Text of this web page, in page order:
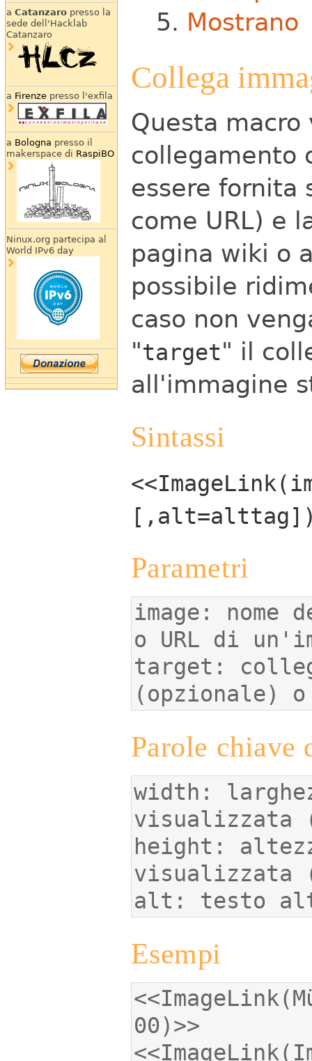
a Catanzaropresso la
sede dell'Hacklab
Catanzaro
a Firenzepresso l'exfila
a Bologna presso il
makerspace di RaspiBO
Ninux.org partecipa al
World IPv6 day
Mostrano
Collega
Questa
collegamento
essere fornita
come URL) e
pagina wiki o
possibile
caso non
"target" il
all'immagine
Sintassi
Parametri
image: nome
target:
(opzionale)
Parole chiave
width:
height:
alt: testo
Esempi